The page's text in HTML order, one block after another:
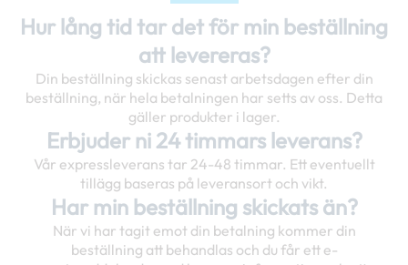
Hur lång tid tar det för min beställning
att levereras?
Din beställning skickas senast arbetsdagen efter din
beställning, när hela betalningen har setts av oss. Detta
gäller produkter i lager.
Erbjuder ni 24 timmars leverans?
Vår expressleverans tar 24-48 timmar. Ett eventuellt
tillägg baseras på leveransort och vikt.
Har min beställning skickats än?
När vi har tagit emot din betalning kommer din
beställning att behandlas och du får ett e-